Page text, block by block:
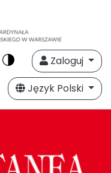
Zaloguj
Język Polski